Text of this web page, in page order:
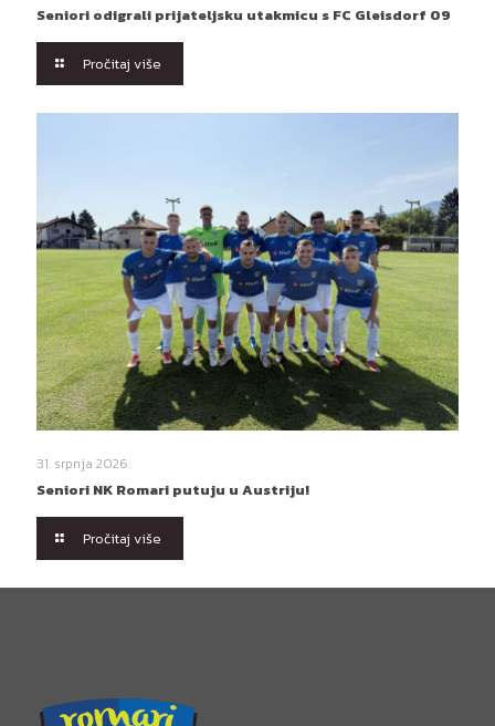
Seniori odigrali prijateljsku utakmicu s FC Gleisdorf 09
Pročitaj više
31. srpnja 2026.
Seniori NK Romari putuju u Austriju!
Pročitaj više